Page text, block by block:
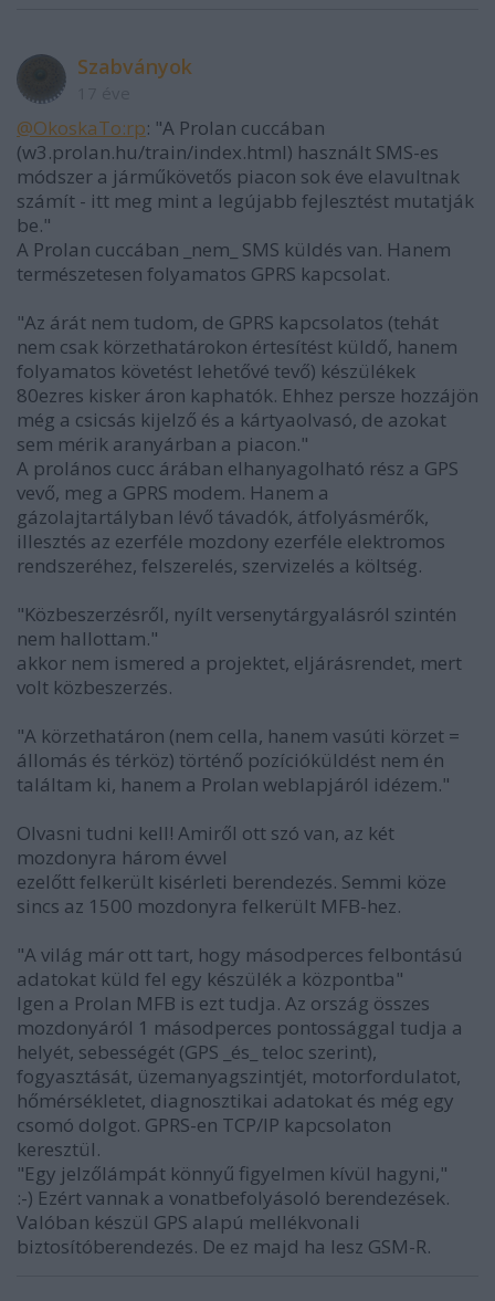
Szabványok
@OkoskaTo:rp: "A Prolan cuccában
(w3.prolan.hu/train/index.html) használt SMS-es
módszer a járműkövetős piacon sok éve elavultnak
számít - itt meg mint a legújabb fejlesztést mutatják
be."
A Prolan cuccában _nem_ SMS küldés van. Hanem
természetesen folyamatos GPRS kapcsolat.
"Az árát nem tudom, de GPRS kapcsolatos (tehát
nem csak körzethatárokon értesítést küldő, hanem
folyamatos követést lehetővé tevő) készülékek
80ezres kisker áron kaphatók. Ehhez persze hozzájön
még a csicsás kijelző és a kártyaolvasó, de azokat
sem mérik aranyárban a piacon."
A prolános cucc árában elhanyagolható rész a GPS
vevő, meg a GPRS modem. Hanem a
gázolajtartályban lévő távadók, átfolyásmérők,
illesztés az ezerféle mozdony ezerféle elektromos
rendszeréhez, felszerelés, szervizelés a költség.
"Közbeszerzésről, nyílt versenytárgyalásról szintén
nem hallottam."
akkor nem ismered a projektet, eljárásrendet, mert
volt közbeszerzés.
"A körzethatáron (nem cella, hanem vasúti körzet =
állomás és térköz) történő pozícióküldést nem én
találtam ki, hanem a Prolan weblapjáról idézem."
Olvasni tudni kell! Amiről ott szó van, az két
mozdonyra három évvel
ezelőtt felkerült kisérleti berendezés. Semmi köze
sincs az 1500 mozdonyra felkerült MFB-hez.
"A világ már ott tart, hogy másodperces felbontású
adatokat küld fel egy készülék a központba"
Igen a Prolan MFB is ezt tudja. Az ország összes
mozdonyáról 1 másodperces pontossággal tudja a
helyét, sebességét (GPS _és_ teloc szerint),
fogyasztását, üzemanyagszintjét, motorfordulatot,
hőmérsékletet, diagnosztikai adatokat és még egy
csomó dolgot. GPRS-en TCP/IP kapcsolaton
keresztül.
"Egy jelzőlámpát könnyű figyelmen kívül hagyni,"
:-) Ezért vannak a vonatbefolyásoló berendezések.
Valóban készül GPS alapú mellékvonali
biztosítóberendezés. De ez majd ha lesz GSM-R.